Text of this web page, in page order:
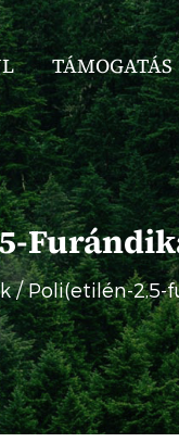
TÁMOGATÁS
/Poli(etilén-2,5-